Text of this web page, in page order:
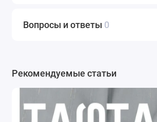
Вопросы и ответы 0
Рекомендуемые статьи